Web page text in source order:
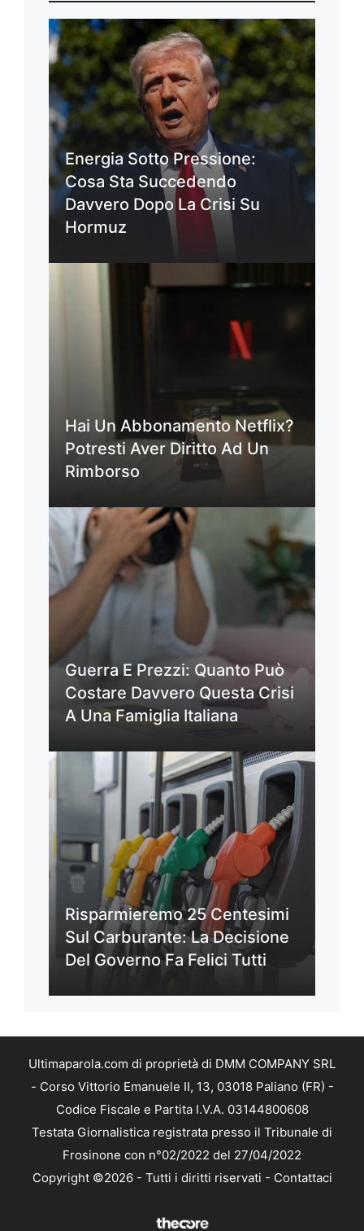
Energia Sotto Pressione:
Cosa Sta Succedendo
Davvero Dopo La Crisi Su
Hormuz
Hai Un Abbonamento Netflix?
Potresti Aver Diritto Ad Un
Rimborso
Guerra E Prezzi: Quanto Può
Costare Davvero Questa Crisi
A Una Famiglia Italiana
Risparmieremo 25 Centesimi
Sul Carburante: La Decisione
Del Governo Fa Felici Tutti
Ultimaparola.com di proprietà di DMM COMPANY SRL
- Corso Vittorio Emanuele II, 13, 03018 Paliano (FR) -
Codice Fiscale e Partita I.V.A. 03144800608
Testata Giornalistica registrata presso il Tribunale di
Frosinone con n°02/2022 del 27/04/2022
Copyright ©2026 - Tutti i diritti riservati - Contattaci